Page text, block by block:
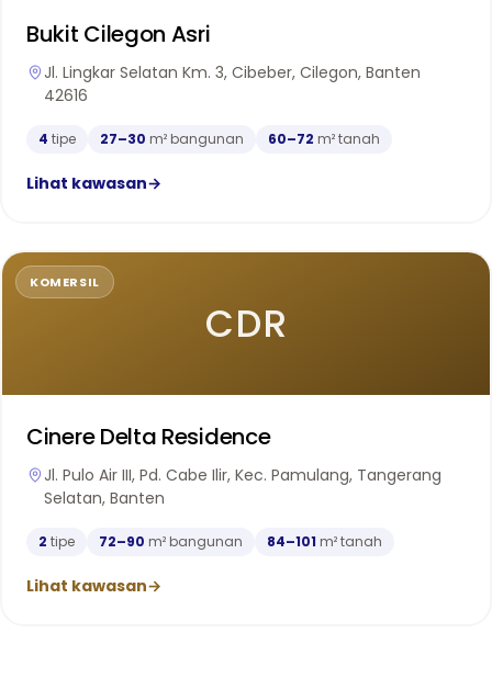
Bukit Cilegon Asri
Jl. Lingkar Selatan Km. 3, Cibeber, Cilegon, Banten
42616
4 tipe 27–30 m² bangunan 60–72 m² tanah
Lihat kawasan→
KOMERSIL
CDR
Cinere Delta Residence
Jl. Pulo Air III, Pd. Cabe Ilir, Kec. Pamulang, Tangerang
Selatan, Banten
2 tipe 72–90 m² bangunan 84–101 m² tanah
Lihat kawasan→